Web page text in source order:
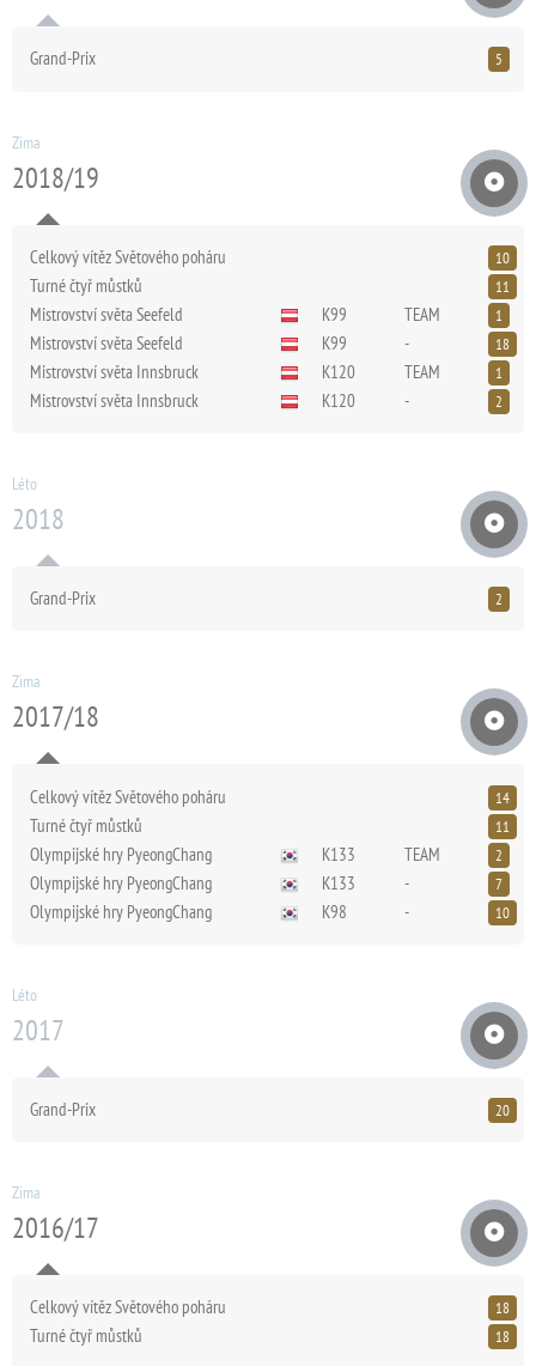
Grand-Prix 5
Zima
2018/19
Celkový vítěz Světového poháru 10
Turné čtyř můstků 11
Mistrovství světa Seefeld K99 TEAM 1
Mistrovství světa Seefeld K99 - 18
Mistrovství světa Innsbruck K120 TEAM 1
Mistrovství světa Innsbruck K120 - 2
Léto
2018
Grand-Prix 2
Zima
2017/18
Celkový vítěz Světového poháru 14
Turné čtyř můstků 11
Olympijské hry PyeongChang K133 TEAM 2
Olympijské hry PyeongChang K133 - 7
Olympijské hry PyeongChang K98 - 10
Léto
2017
Grand-Prix 20
Zima
2016/17
Celkový vítěz Světového poháru 18
Turné čtyř můstků 18